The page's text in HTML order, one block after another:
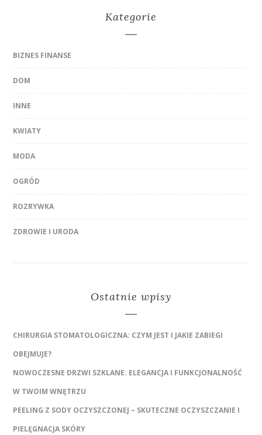
Kategorie
BIZNES FINANSE
DOM
INNE
KWIATY
MODA
OGRÓD
ROZRYWKA
ZDROWIE I URODA
Ostatnie wpisy
CHIRURGIA STOMATOLOGICZNA: CZYM JEST I JAKIE ZABIEGI
OBEJMUJE?
NOWOCZESNE DRZWI SZKLANE: ELEGANCJA I FUNKCJONALNOŚĆ
W TWOIM WNĘTRZU
PEELING Z SODY OCZYSZCZONEJ – SKUTECZNE OCZYSZCZANIE I
PIELĘGNACJA SKÓRY